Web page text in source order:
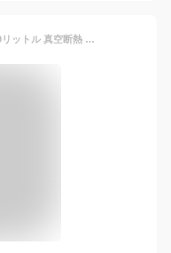
【送料無料】FJbottle 水筒 0.6～1.9リットル 真空断熱 スポーツボトル 保温 保冷 スポーツ飲料 炭酸対応 1.5L 1L 600ML 800ML すいとう 広口 洗いやすい ステンレスボトル マグボトル 洗浄用スポンジ付き 女の子 男の子 おしゃれ 大人 子供 アウトドア LKG